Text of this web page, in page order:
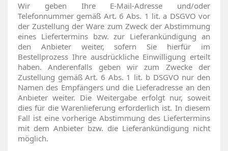
Wir geben Ihre E-Mail-Adresse und/oder
Telefonnummer gemäß Art. 6 Abs. 1 lit. a DSGVO vor
der Zustellung der Ware zum Zweck der Abstimmung
eines Liefertermins bzw. zur Lieferankündigung an
den Anbieter weiter, sofern Sie hierfür im
Bestellprozess Ihre ausdrückliche Einwilligung erteilt
haben. Anderenfalls geben wir zum Zwecke der
Zustellung gemäß Art. 6 Abs. 1 lit. b DSGVO nur den
Namen des Empfängers und die Lieferadresse an den
Anbieter weiter. Die Weitergabe erfolgt nur, soweit
dies für die Warenlieferung erforderlich ist. In diesem
Fall ist eine vorherige Abstimmung des Liefertermins
mit dem Anbieter bzw. die Lieferankündigung nicht
möglich.